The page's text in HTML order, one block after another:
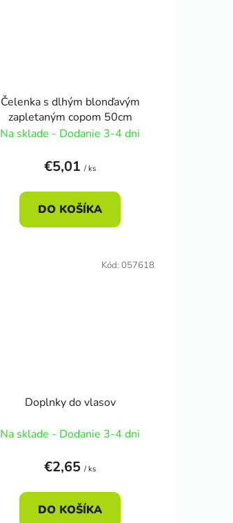
Čelenka s dlhým blonďavým
zapletaným copom 50cm
Na sklade - Dodanie 3-4 dni
€5,01/ ks
DO KOŠÍKA
Doplnky do vlasov
Na sklade - Dodanie 3-4 dni
€2,65/ ks
DO KOŠÍKA
Kód: 057618